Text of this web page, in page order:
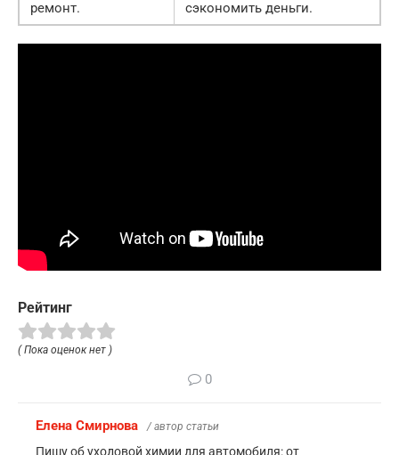
ремонт. сэкономить деньги.
Рейтинг
( Пока оценок нет )
0
Елена Смирнова / автор статьи
Пишу об уходовой химии для автомобиля: от